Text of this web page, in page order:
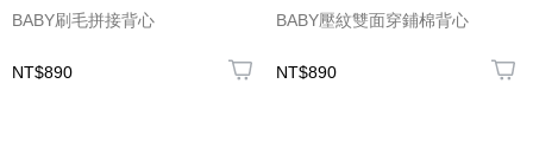
BABY刷毛拼接背心
NT$890
BABY壓紋雙面穿鋪棉背心
NT$890